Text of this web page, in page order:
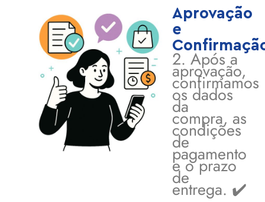
Aprovação
e
2. Após a
aprovação,
confirmamos
os dados
da
compra, as
condições
de
pagamento
e o prazo
de
entrega. ✔️